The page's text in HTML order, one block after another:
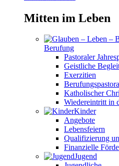
Mitten im Leben
Berufung
Pastoraler
Geistliche
Exerzitien
Katholischer
Wiedereintritt in
Kinder
Angebote
Lebensfeiern
Qualifizierung
Finanzielle
Jugend